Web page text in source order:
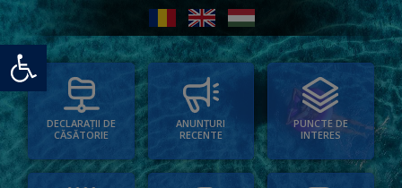
Deschide bara de unelte
DECLARAȚII DE
CĂSĂTORIE
ANUNȚURI
RECENTE
PUNCTE DE
INTERES